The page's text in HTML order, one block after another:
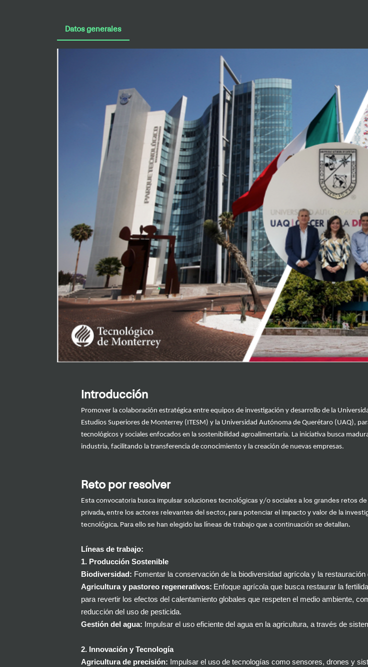
Datos generales
Introducción
Promover la colaboración estratégica entre equipos de investigación y desarrollo de la
Estudios Superiores de Monterrey (ITESM) y la Universidad Autónoma de Querétaro (UAQ),
tecnológicos y sociales enfocados en la sostenibilidad agroalimentaria. La iniciativa busca
industria, facilitando la transferencia de conocimiento y la creación de nuevas empresas.
Reto por resolver
Esta convocatoria busca impulsar soluciones tecnológicas y/o sociales a los grandes retos
privada, entre los actores relevantes del sector, para potenciar el impacto y valor de la
tecnológica. Para ello se han elegido las líneas de trabajo que a continuación se detallan.
Líneas de trabajo:
1. Producción Sostenible
Biodiversidad: Fomentar la conservación de la biodiversidad agrícola y la
Agricultura y pastoreo regenerativos: Enfoque agrícola que busca restaurar la
para revertir los efectos del calentamiento globales que respeten el medio ambiente,
reducción del uso de pesticida.
Gestión del agua: Impulsar el uso eficiente del agua en la agricultura, a través de
2. Innovación y Tecnología
Agricultura de precisión: Impulsar el uso de tecnologías como sensores, drones y